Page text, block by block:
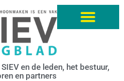
en de leden, het bestuur,
en partners